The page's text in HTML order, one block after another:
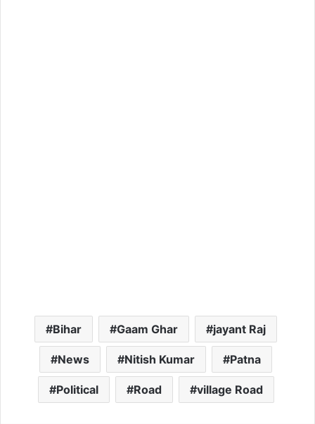
Bihar Gaam Ghar jayant Raj
News Nitish Kumar Patna
Political Road village Road